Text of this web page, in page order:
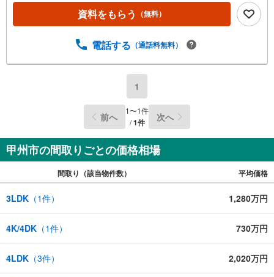
資料をもらう （無料）
電話する （通話料無料）
1
前へ 1〜1件
/1件 次へ
甲州市の間取りごとの価格相場
間取り（該当物件数） 平均価格
3LDK （1件） 1,280万円
4K/4DK （1件） 730万円
4LDK （3件） 2,020万円